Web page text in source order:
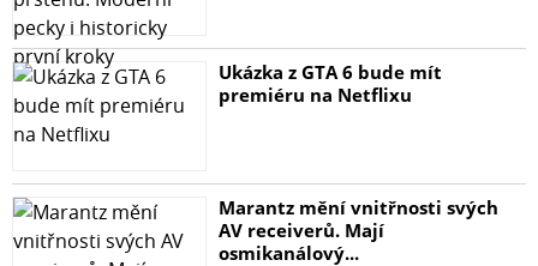
Ukázka z GTA 6 bude mít
premiéru na Netflixu
Marantz mění vnitřnosti svých
AV receiverů. Mají
osmikanálový...